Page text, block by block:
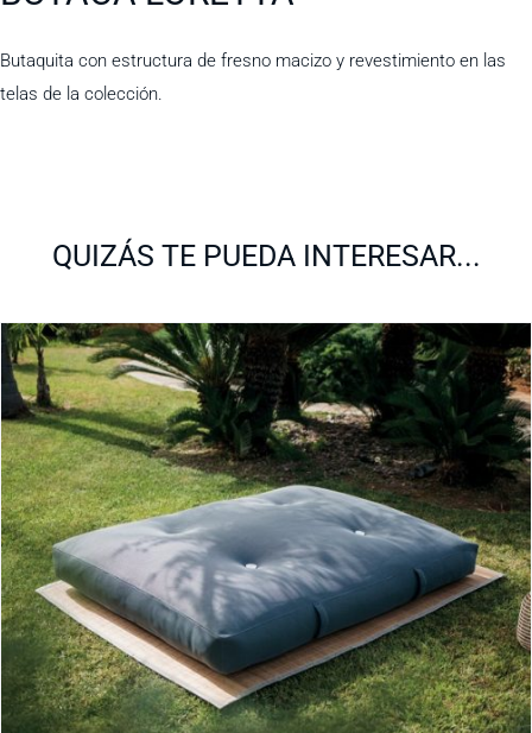
Butaquita con estructura de fresno macizo y revestimiento en las
telas de la colección.
QUIZÁS TE PUEDA INTERESAR...
colchoneta bali